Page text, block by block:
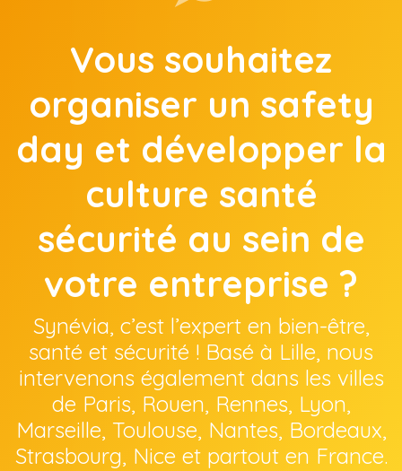
Vous souhaitez
organiser un safety
day et développer la
culture santé
sécurité au sein de
votre entreprise ?
Synévia, c’est l’expert en bien-être,
santé et sécurité ! Basé à Lille, nous
intervenons également dans les villes
de Paris, Rouen, Rennes, Lyon,
Marseille, Toulouse, Nantes, Bordeaux,
Strasbourg, Nice et partout en France.